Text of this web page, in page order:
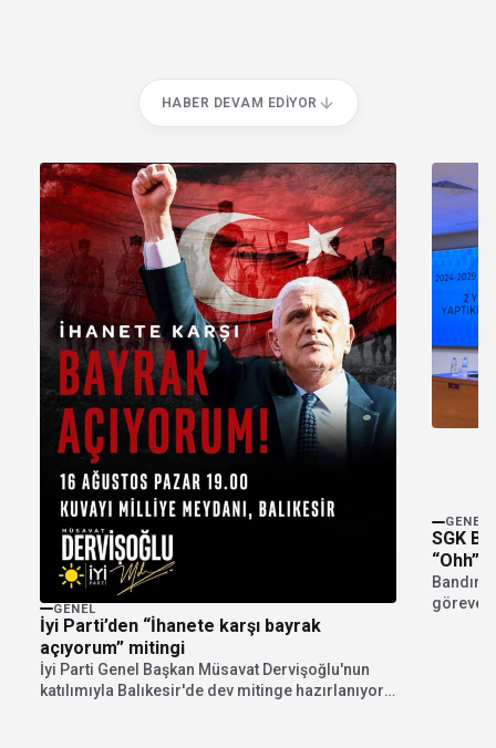
HABER DEVAM EDIYOR
GENEL
İyi Parti’den “İhanete karşı bayrak
açıyorum” mitingi
İyi Parti Genel Başkan Müsavat Dervişoğlu'nun
katılımıyla Balıkesir'de dev mitinge hazırlanıyor.
GENEL
SGK
“Ohh”
göreve